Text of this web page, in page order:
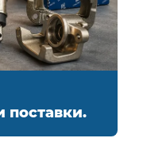
поставки.